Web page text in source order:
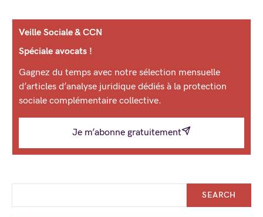
Veille Sociale & CCN
Spéciale avocats !
Gagnez du temps avec notre sélection mensuelle
d’articles d’analyse juridique dédiés à la protection
sociale complémentaire collective.
Je m’abonne gratuitement
SEARCH